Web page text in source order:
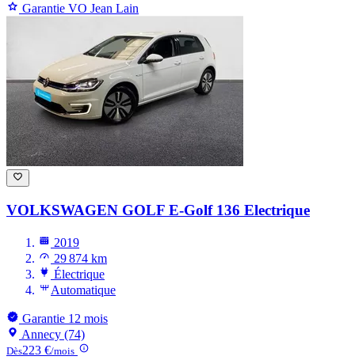
Garantie VO Jean Lain
VOLKSWAGEN GOLF E-Golf 136 Electrique
2019
29 874 km
Électrique
Automatique
Garantie 12 mois
Annecy (74)
Dès223 €/mois